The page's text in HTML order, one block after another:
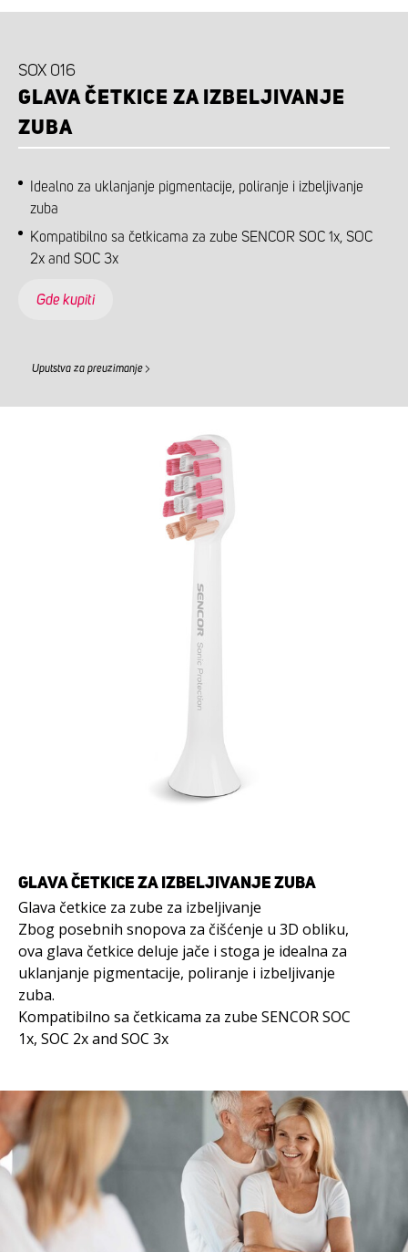
SOX 016
GLAVA ČETKICE ZA IZBELJIVANJE
ZUBA
Idealno za uklanjanje pigmentacije, poliranje i izbeljivanje
zuba
Kompatibilno sa četkicama za zube SENCOR SOC 1x, SOC
2x and SOC 3x
Gde kupiti
Uputstva za preuzimanje
GLAVA ČETKICE ZA IZBELJIVANJE ZUBA
Glava četkice za zube za izbeljivanje
Zbog posebnih snopova za čišćenje u 3D obliku,
ova glava četkice deluje jače i stoga je idealna za
uklanjanje pigmentacije, poliranje i izbeljivanje
zuba.
Kompatibilno sa četkicama za zube SENCOR SOC
1x, SOC 2x and SOC 3x